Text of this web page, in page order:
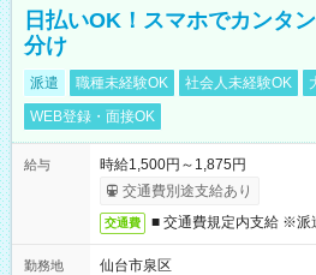
日払いOK！スマホでカンタ
分け
派遣 職種未経験OK 社会人未経験OK
WEB登録・面接OK
給与
時給1,500円～1,875円
交通費別途支給あり
交通費 ■ 交通費規定内支給 ※派
勤務地
仙台市泉区